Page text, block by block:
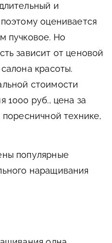
и
оценивается
пучковое. Но
зависит от ценовой
красоты.
стоимости
1000 руб., цена за
технике,
популярные
наращивания